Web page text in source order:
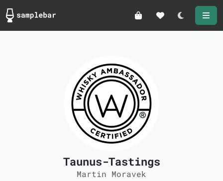
Darkmode
Taunus-Tastings
Martin Moravek